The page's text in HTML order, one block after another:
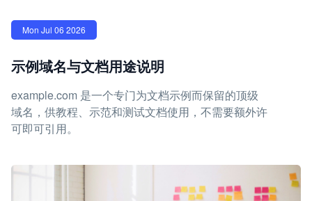
Mon Jul 06 2026
示例域名与文档用途说明
example.com 是一个专门为文档示例而保留的顶级
域名，供教程、示范和测试文档使用，不需要额外许
可即可引用。